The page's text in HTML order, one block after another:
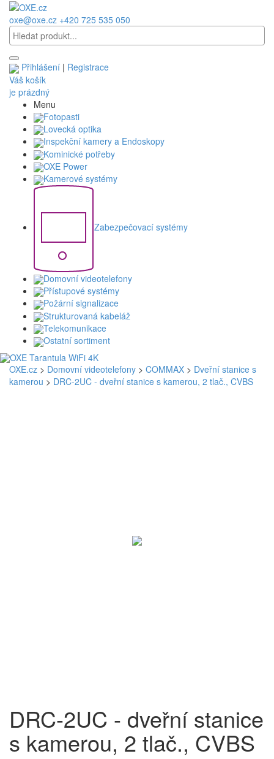
oxe@oxe.cz +420 725 535 050
Přihlášení | Registrace
Váš košík
je prázdný
Menu
Fotopasti
Lovecká optika
Inspekční kamery a Endoskopy
Kominické potřeby
OXE Power
Kamerové systémy
Zabezpečovací systémy
Domovní videotelefony
Přístupové systémy
Požární signalizace
Strukturovaná kabeláž
Telekomunikace
Ostatní sortiment
OXE.cz > Domovní videotelefony > COMMAX > Dveřní stanice s
kamerou > DRC-2UC - dveřní stanice s kamerou, 2 tlač., CVBS
DRC-2UC - dveřní stanice
s kamerou, 2 tlač., CVBS